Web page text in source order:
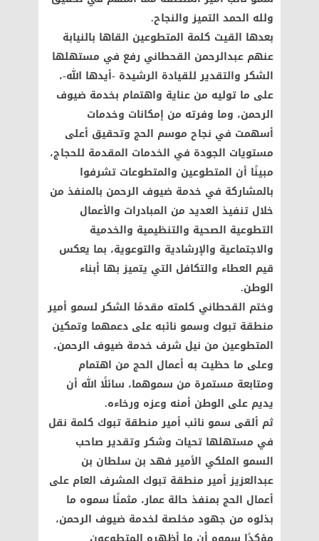
ولله الحمد التميز والنجاح.
بعدها القيت كلمة المتطوعين القاها بالنيابة
عنهم عبدالرحمن القحطاني رفع في مستهلها
الشكر والتقدير للقيادة الرشيدة -أيدها الله-،
على ما توليه من عناية واهتمام بخدمة ضيوف
الرحمن، وما وفرته من إمكانات وخدمات
أسهمت في نجاح موسم الحج وتحقيق أعلى
مستويات الجودة في الخدمات المقدمة للحجاج،
مبينًا أن المتطوعين والمتطوعات تشرفوا
بالمشاركة في خدمة ضيوف الرحمن بالمنفذ من
خلال تنفيذ العديد من المبادرات والأعمال
التطوعية الصحية والتنظيمية والخدمية
والاجتماعية والإرشادية والتوعوية، بما يعكس
قيم العطاء والتكافل التي يتميز بها أبناء
الوطن.
وختم القحطاني كلمته مقدمًا الشكر لسمو أمير
منطقة تبوك وسمو نائبه على دعمهما وتمكين
المتطوعين من نيل شرف خدمة ضيوف الرحمن،
وعلى ما حظيت به أعمال الحج من اهتمام
ومتابعة مستمرة من سموهما، سائلًا الله أن
يديم على الوطن أمنه وعزه ورخاءه.
ثم ألقى سمو نائب أمير منطقة تبوك كلمة نقل
في مستهلها تحيات وشكر وتقدير صاحب
السمو الملكي الأمير فهد بن سلطان بن
عبدالعزيز أمير منطقة تبوك المشرف العام على
أعمال الحج بمنفذ حالة عمار، مثمنًا سموه ما
بذلوه من جهود مخلصة لخدمة ضيوف الرحمن،